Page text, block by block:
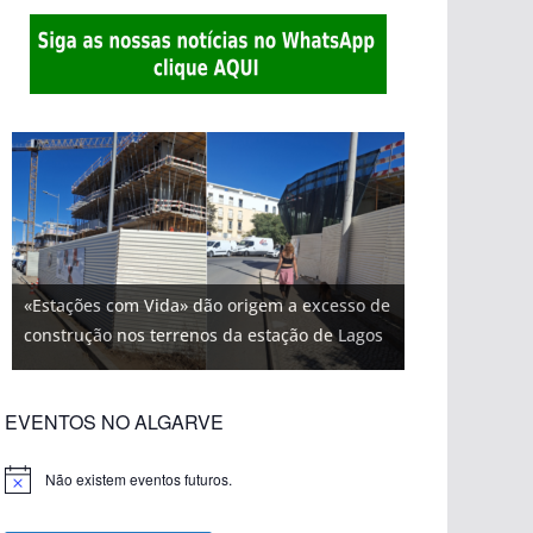
«Estações com Vida» dão origem a excesso de
construção nos terrenos da estação de Lagos
EVENTOS NO ALGARVE
Não existem eventos futuros.